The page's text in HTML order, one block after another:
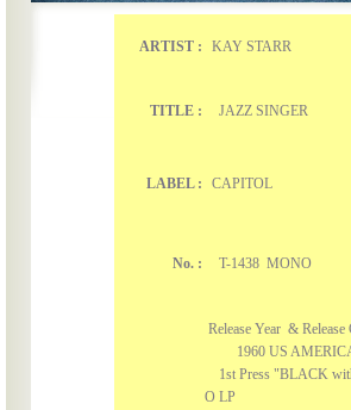
ARTIST : KAY STARR
TITLE : JAZZ SINGER
LABEL : CAPITOL
No. : T-1438 MONO
Release Year &
1960 US
1st Press "BLACK
O LP